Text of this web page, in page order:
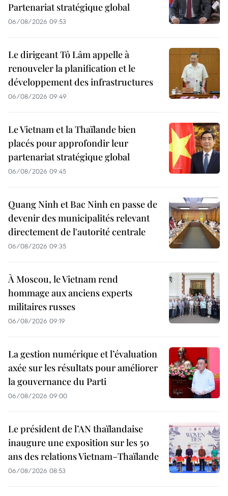
Partenariat stratégique global
06/08/2026 09:53
Le dirigeant Tô Lâm appelle à
renouveler la planification et le
développement des infrastructures
06/08/2026 09:49
Le Vietnam et la Thaïlande bien
placés pour approfondir leur
partenariat stratégique global
06/08/2026 09:45
Quang Ninh et Bac Ninh en passe de
devenir des municipalités relevant
directement de l'autorité centrale
06/08/2026 09:35
À Moscou, le Vietnam rend
hommage aux anciens experts
militaires russes
06/08/2026 09:19
La gestion numérique et l’évaluation
axée sur les résultats pour améliorer
la gouvernance du Parti
06/08/2026 09:00
Le président de l’AN thaïlandaise
inaugure une exposition sur les 50
ans des relations Vietnam–Thaïlande
06/08/2026 08:53